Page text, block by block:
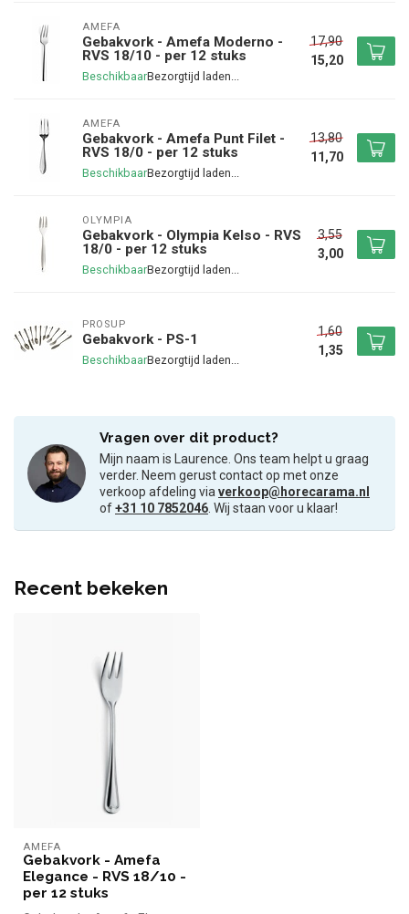
AMEFA
Gebakvork - Amefa Moderno -
RVS 18/10 - per 12 stuks
Beschikbaar
17,90
15,20
AMEFA
Gebakvork - Amefa Punt Filet -
RVS 18/0 - per 12 stuks
Beschikbaar
13,80
11,70
OLYMPIA
Gebakvork - Olympia Kelso - RVS
18/0 - per 12 stuks
Beschikbaar
3,55
3,00
PROSUP
Gebakvork - PS-1
Beschikbaar
1,60
1,35
Vragen over dit product?
Mijn naam is Laurence. Ons team helpt u graag
verder. Neem gerust contact op met onze
verkoop afdeling viaverkoop@horecarama.nl
of+31 10 7852046. Wij staan voor u klaar!
Recent bekeken
AMEFA
Gebakvork - Amefa
Elegance - RVS 18/10 -
per 12 stuks